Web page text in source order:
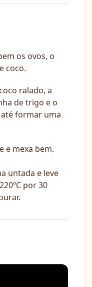
os ovos, o
coco.
ralado, a
de trigo e o
formar uma
e mexa bem.
untada e leve
por 30